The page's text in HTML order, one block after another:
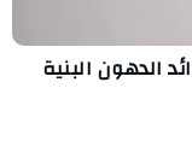
الدهون البنية